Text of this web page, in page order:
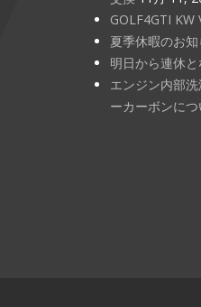
GOLF4GTI KW
夏季休暇のお
明日から連休と
エンジン内部
ーカーボンに